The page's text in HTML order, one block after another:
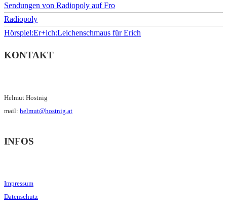
Sendungen von Radiopoly auf Fro
Radiopoly
Hörspiel:Er+ich:Leichenschmaus für Erich
KONTAKT
Helmut Hostnig
mail: helmut@hostnig.at
INFOS
Impressum
Datenschutz